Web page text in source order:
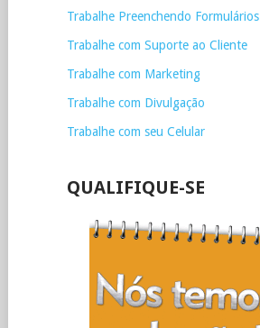
Trabalhe Preenchendo Formulários
Trabalhe com Suporte ao Cliente
Trabalhe com Marketing
Trabalhe com Divulgação
Trabalhe com seu Celular
QUALIFIQUE-SE